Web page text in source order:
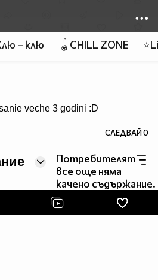
– клю 🪀CHILL ZONE
veche 3 godini :D
СЛЕДВАЙ0
Потребителят
все още няма
качено съдържание.